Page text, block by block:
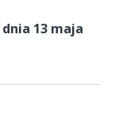
dnia 13 maja